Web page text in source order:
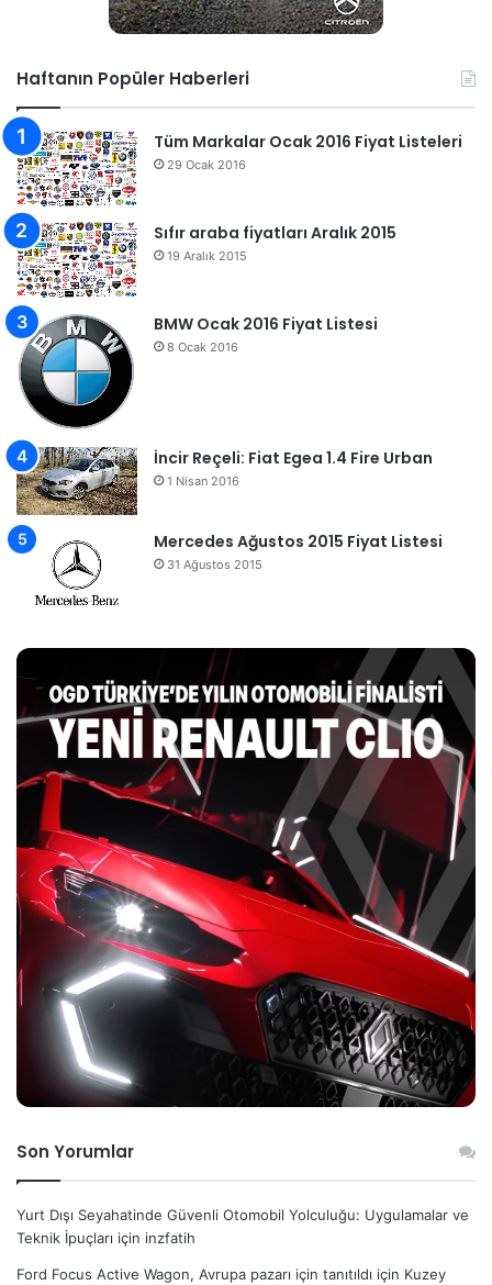
Haftanın Popüler Haberleri
Tüm Markalar Ocak 2016 Fiyat Listeleri
29 Ocak 2016
Sıfır araba fiyatları Aralık 2015
19 Aralık 2015
BMW Ocak 2016 Fiyat Listesi
8 Ocak 2016
İncir Reçeli: Fiat Egea 1.4 Fire Urban
1 Nisan 2016
Mercedes Ağustos 2015 Fiyat Listesi
31 Ağustos 2015
Son Yorumlar
Yurt Dışı Seyahatinde Güvenli Otomobil Yolculuğu: Uygulamalar ve
Teknik İpuçları için inzfatih
Ford Focus Active Wagon, Avrupa pazarı için tanıtıldı için Kuzey